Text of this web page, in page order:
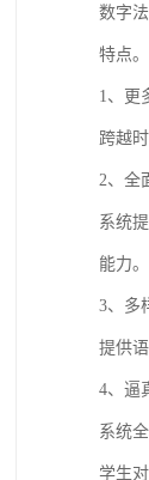
数字
特点。
1、更
跨越
2、全
系统
能力。
3、多
提供
4、逼
系统
学生